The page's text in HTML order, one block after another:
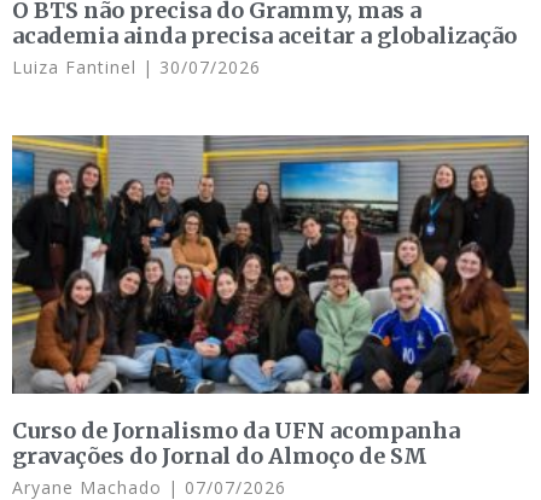
O BTS não precisa do Grammy, mas a
academia ainda precisa aceitar a globalização
Luiza Fantinel 30/07/2026
Curso de Jornalismo da UFN acompanha
gravações do Jornal do Almoço de SM
Aryane Machado 07/07/2026